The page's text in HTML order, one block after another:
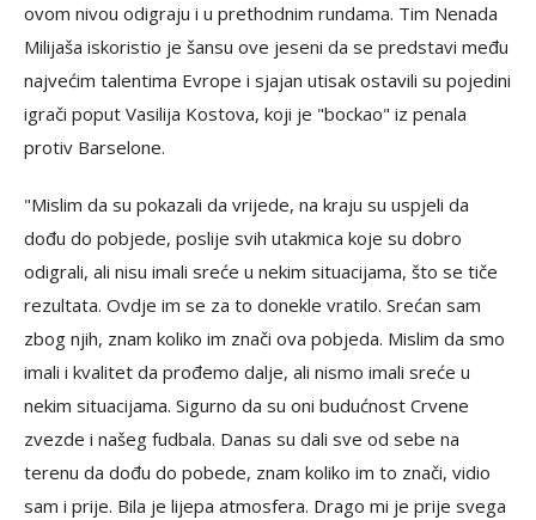
ovom nivou odigraju i u prethodnim rundama. Tim Nenada
Milijaša iskoristio je šansu ove jeseni da se predstavi među
najvećim talentima Evrope i sjajan utisak ostavili su pojedini
igrači poput Vasilija Kostova, koji je "bockao" iz penala
protiv Barselone.
"Mislim da su pokazali da vrijede, na kraju su uspjeli da
dođu do pobjede, poslije svih utakmica koje su dobro
odigrali, ali nisu imali sreće u nekim situacijama, što se tiče
rezultata. Ovdje im se za to donekle vratilo. Srećan sam
zbog njih, znam koliko im znači ova pobjeda. Mislim da smo
imali i kvalitet da prođemo dalje, ali nismo imali sreće u
nekim situacijama. Sigurno da su oni budućnost Crvene
zvezde i našeg fudbala. Danas su dali sve od sebe na
terenu da dođu do pobede, znam koliko im to znači, vidio
sam i prije. Bila je lijepa atmosfera. Drago mi je prije svega